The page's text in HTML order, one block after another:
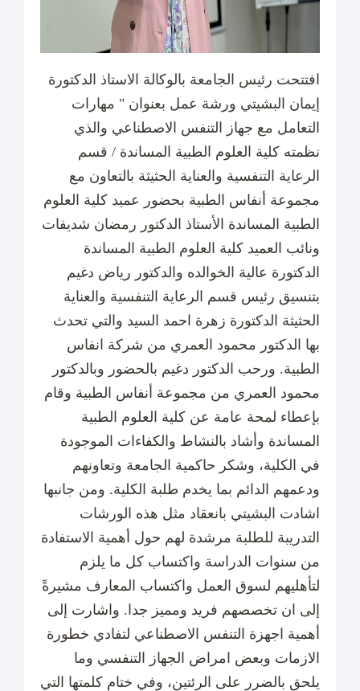
افتتحت رئيس الجامعة بالوكالة الاستاذ الدكتورة
إيمان البشيتي ورشة عمل بعنوان " مهارات
التعامل مع جهاز التنفس الاصطناعي والذي
نظمته كلية العلوم الطبية المساندة / قسم
الرعاية التنفسية والعناية الحثيثة بالتعاون مع
مجموعة أنفاس الطبية بحضور عميد كلية العلوم
الطبية المساندة الأستاذ الدكتور رمضان شديفات
ونائب العميد كلية العلوم الطبية المساندة
الدكتورة عالية الخوالده والدكتور رياض دغيم
بتنسيق رئيس قسم الرعاية التنفسية والعناية
الحثيثة الدكتورة زهرة احمد السيد والتي تحدث
بها الدكتور محمود العمري من شركة انفاس
الطبية. ورحب الدكتور دغيم بالحضور وبالدكتور
محمود العمري من مجموعة أنفاس الطبية وقام
بإعطاء لمحة عامة عن كلية العلوم الطبية
المساندة وأشاد بالنشاط والكفاءات الموجودة
في الكلية، وشكر حاكمية الجامعة وتعاونهم
ودعمهم الدائم بما يخدم طلبة الكلية. ومن جانبها
اشادت البشيتي بانعقاد مثل هذه الورشات
التدريبة للطلبة مرشدة لهم حول أهمية الاستفادة
من سنوات الدراسة واكتساب كل ما يلزم
لتأهليهم لسوق العمل واكتساب المعارف مشيرةً
إلى ان تخصصهم فريد ومميز جدا. واشارت إلى
أهمية اجهزة التنفس الاصطناعي لتفادي خطورة
الازمات وبعض امراض الجهاز التنفسي وما
يلحق بالضرر على الرئتين، وفي ختام كلمتها التي